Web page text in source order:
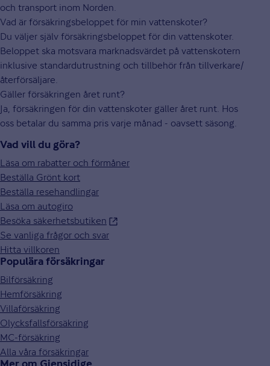
och transport inom Norden.
Vad är försäkringsbeloppet för min vattenskoter?
Du väljer själv försäkringsbeloppet för din vattenskoter.
Beloppet ska motsvara marknadsvärdet på vattenskotern
inklusive standardutrustning och tillbehör från tillverkare/
återförsäljare.
Gäller försäkringen året runt?
Ja, försäkringen för din vattenskoter gäller året runt. Hos
oss betalar du samma pris varje månad - oavsett säsong.
Vad vill du göra?
Läsa om rabatter och förmåner
Beställa Grönt kort
Beställa resehandlingar
Läsa om autogiro
Besöka säkerhetsbutiken
Se vanliga frågor och svar
Hitta villkoren
Populära försäkringar
Bilförsäkring
Hemförsäkring
Villaförsäkring
Olycksfallsförsäkring
MC-försäkring
Alla våra försäkringar